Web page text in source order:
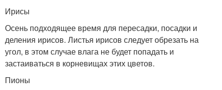
Ирисы
Осень подходящее время для пересадки, посадки и
деления ирисов. Листья ирисов следует обрезать на
угол, в этом случае влага не будет попадать и
застаиваться в корневищах этих цветов.
Пионы